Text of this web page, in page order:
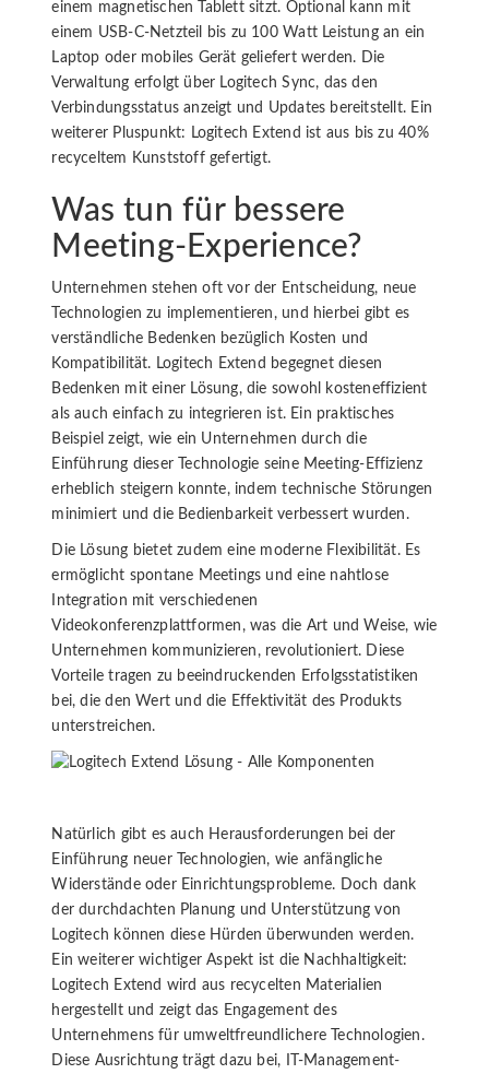
einem magnetischen Tablett sitzt. Optional kann mit
einem USB-C-Netzteil bis zu 100 Watt Leistung an ein
Laptop oder mobiles Gerät geliefert werden. Die
Verwaltung erfolgt über Logitech Sync, das den
Verbindungsstatus anzeigt und Updates bereitstellt. Ein
weiterer Pluspunkt: Logitech Extend ist aus bis zu 40%
recyceltem Kunststoff gefertigt.
Was tun für bessere
Meeting-Experience?
Unternehmen stehen oft vor der Entscheidung, neue
Technologien zu implementieren, und hierbei gibt es
verständliche Bedenken bezüglich Kosten und
Kompatibilität. Logitech Extend begegnet diesen
Bedenken mit einer Lösung, die sowohl kosteneffizient
als auch einfach zu integrieren ist. Ein praktisches
Beispiel zeigt, wie ein Unternehmen durch die
Einführung dieser Technologie seine Meeting-Effizienz
erheblich steigern konnte, indem technische Störungen
minimiert und die Bedienbarkeit verbessert wurden.
Die Lösung bietet zudem eine moderne Flexibilität. Es
ermöglicht spontane Meetings und eine nahtlose
Integration mit verschiedenen
Videokonferenzplattformen, was die Art und Weise, wie
Unternehmen kommunizieren, revolutioniert. Diese
Vorteile tragen zu beeindruckenden Erfolgsstatistiken
bei, die den Wert und die Effektivität des Produkts
unterstreichen.
Natürlich gibt es auch Herausforderungen bei der
Einführung neuer Technologien, wie anfängliche
Widerstände oder Einrichtungsprobleme. Doch dank
der durchdachten Planung und Unterstützung von
Logitech können diese Hürden überwunden werden.
Ein weiterer wichtiger Aspekt ist die Nachhaltigkeit:
Logitech Extend wird aus recycelten Materialien
hergestellt und zeigt das Engagement des
Unternehmens für umweltfreundlichere Technologien.
Diese Ausrichtung trägt dazu bei, IT-Management-